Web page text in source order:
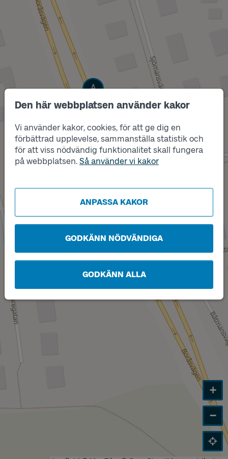
Den här webbplatsen använder kakor
Vi använder kakor, cookies, för att ge dig en
förbättrad upplevelse, sammanställa statistik och
för att viss nödvändig funktionalitet skall fungera
på webbplatsen. Så använder vi kakor
ANPASSA KAKOR
GODKÄNN NÖDVÄNDIGA
GODKÄNN ALLA
Läge
A
Läge
B
+
−